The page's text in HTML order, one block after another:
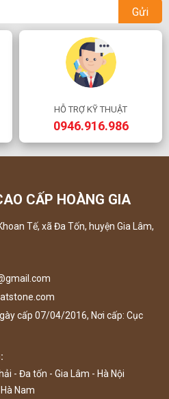
Gửi
HỖ TRỢ KỸ THUẬT
0946.916.986
CẤP HOÀNG GIA
Tế, xã Đa Tốn, huyện Gia Lâm,
cấp 07/04/2016, Nơi cấp: Cục
- Đa tốn - Gia Lâm - Hà Nội
Nam